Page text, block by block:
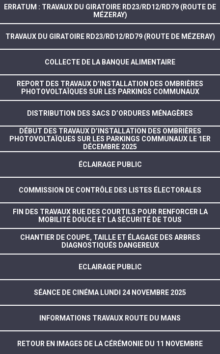
ERRATUM : TRAVAUX DU GIRATOIRE RD23/RD12/RD79 (ROUTE DE
MÉZERAY)
TRAVAUX DU GIRATOIRE RD23/RD12/RD79 (ROUTE DE MÉZERAY)
COLLECTE DE LA BANQUE ALIMENTAIRE
REPORT DES TRAVAUX D’INSTALLATION DES OMBRIÈRES
PHOTOVOLTAÏQUES SUR LES PARKINGS COMMUNAUX
DISTRIBUTION DES SACS D’ORDURES MÉNAGÈRES
DÉBUT DES TRAVAUX D’INSTALLATION DES OMBRIÈRES
PHOTOVOLTAÏQUES SUR LES PARKINGS COMMUNAUX LE 1ER
DÉCEMBRE 2025
ÉCLAIRAGE PUBLIC
COMMISSION DE CONTRÔLE DES LISTES ÉLECTORALES
FIN DES TRAVAUX RUE DES COURTILS POUR RENFORCER LA
MOBILITÉ DOUCE ET LA SÉCURITÉ DE TOUS
CHANTIER DE COUPE, TAILLE ET ÉLAGAGE DES ARBRES
DIAGNOSTIQUÉS DANGEREUX
ECLAIRAGE PUBLIC
SÉANCE DE CINÉMA LUNDI 24 NOVEMBRE 2025
INFORMATIONS TRAVAUX ROUTE DU MANS
RETOUR EN IMAGES DE LA CÉRÉMONIE DU 11 NOVEMBRE